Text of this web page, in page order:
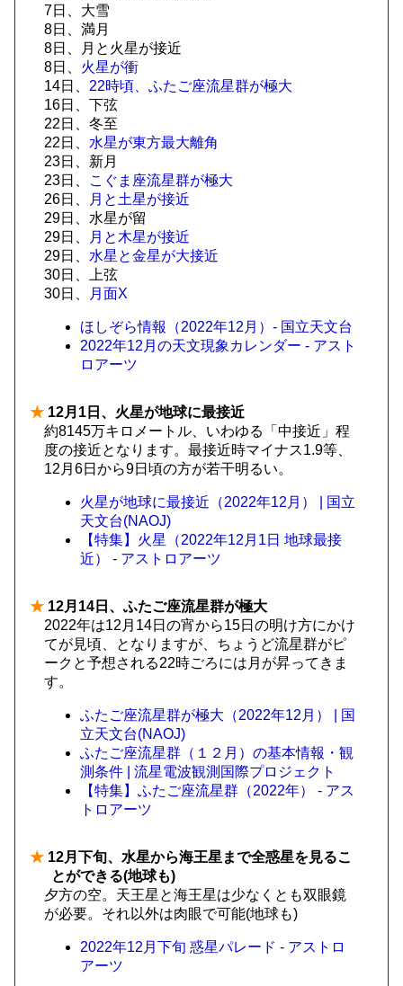
7日、大雪
8日、満月
8日、月と火星が接近
8日、 火星が衝
14日、 22時頃、ふたご座流星群が極大
16日、下弦
22日、冬至
22日、 水星が東方最大離角
23日、新月
23日、
こぐま座流星群が極大
26日、
月と土星が接近
29日、水星が留
29日、
月と木星が接近
29日、 水星と金星が大接近
30日、上弦
30日、
月面X
ほしぞら情報（2022年12月）- 国立天文台
2022年12月の天文現象カレンダー - アスト
ロアーツ
★ 12月1日、火星が地球に最接近
約8145万キロメートル、いわゆる「中接近」程
度の接近となります。最接近時マイナス1.9等、
12月6日から9日頃の方が若干明るい。
火星が地球に最接近（2022年12月） | 国立
天文台(NAOJ)
【特集】火星（2022年12月1日 地球最接
近） - アストロアーツ
★ 12月14日、ふたご座流星群が極大
2022年は12月14日の宵から15日の明け方にかけ
てが見頃、となりますが、ちょうど流星群がピ
ークと予想される22時ごろには月が昇ってきま
す。
ふたご座流星群が極大（2022年12月） | 国
立天文台(NAOJ)
ふたご座流星群（１２月）の基本情報・観
測条件 | 流星電波観測国際プロジェクト
【特集】ふたご座流星群（2022年） - アス
トロアーツ
★ 12月下旬、水星から海王星まで全惑星を見るこ
とができる(地球も)
夕方の空。天王星と海王星は少なくとも双眼鏡
が必要。それ以外は肉眼で可能(地球も)
2022年12月下旬 惑星パレード - アストロ
アーツ